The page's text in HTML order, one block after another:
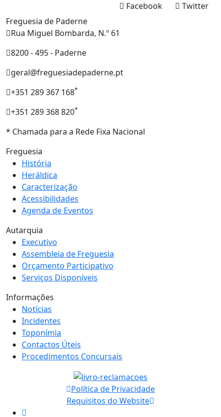
Twitter
Facebook
Freguesia de Paderne
Rua Miguel Bombarda, N.º 61
8200 - 495 - Paderne
geral@freguesiadepaderne.pt
+351 289 367 168*
+351 289 368 820*
* Chamada para a Rede Fixa Nacional
Freguesia
História
Heráldica
Caracterização
Acessibilidades
Agenda de Eventos
Autarquia
Executivo
Assembleia de Freguesia
Orçamento Participativo
Serviços Disponíveis
Informações
Notícias
Incidentes
Toponímia
Contactos Úteis
Procedimentos Concursais
Política de Privacidade
Requisitos do Website